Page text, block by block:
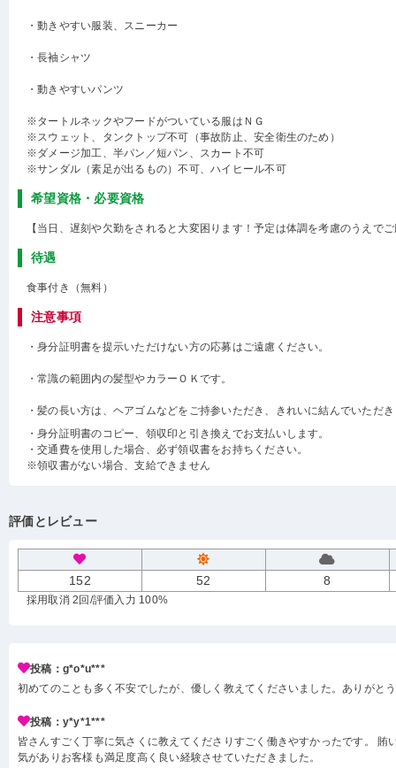
・動きやすい服装、スニーカー
・長袖シャツ
・動きやすいパンツ
※タートルネックやフードがついている服はＮＧ
※スウェット、タンクトップ不可（事故防止、安全衛生のため）
※ダメージ加工、半パン／短パン、スカート不可
※サンダル（素足が出るもの）不可、ハイヒール不可
希望資格・必要資格
【当日、遅刻や欠勤をされると大変困ります！予定は体調を考慮のうえで
待遇
食事付き（無料）
注意事項
・身分証明書を提示いただけない方の応募はご遠慮ください。
・常識の範囲内の髪型やカラーＯＫです。
・髪の長い方は、ヘアゴムなどをご持参いただき、きれいに結んでいただ
・身分証明書のコピー、領収印と引き換えでお支払いします。
・交通費を使用した場合、必ず領収書をお持ちください。
※領収書がない場合、支給できません
評価とレビュー
152 52 8
採用取消 2回 /評価入力 100%
投稿：g*o*u***
初めてのことも多く不安でしたが、優しく教えてくださいました。ありがと
投稿：y*y*1***
皆さんすごく丁寧に気さくに教えてくださりすごく働きやすかったです。 賄
気がありお客様も満足度高く良い経験させていただきました。